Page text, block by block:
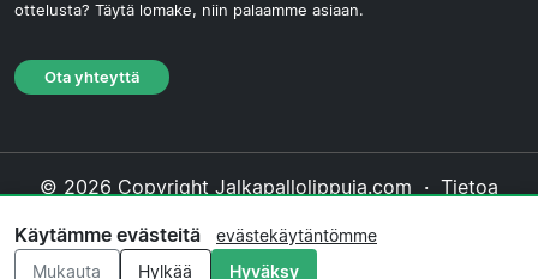
ottelusta? Täytä lomake, niin palaamme asiaan.
Ota yhteyttä
© 2026 Copyright Jalkapallolippuja.com · Tietoa
Evästekäytäntö·Toimituksellinen käytäntö
Käytämme evästeitä
evästekäytäntömme
Mukauta
Hylkää Hyväksy